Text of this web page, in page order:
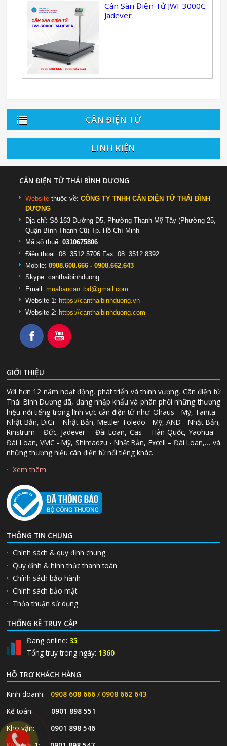
Cân Sàn Điện Tử JWI-3000C
Jadever
CÂN ĐIỆN TỬ
LINH KIỆN
CÂN ĐIỆN TỬ THÁI BÌNH DƯƠNG
Website thuộc về:CÔNG TY TNHH CÂN ĐIỆN TỬ THÁI BÌNH
DƯƠNG
Địa chỉ: Số 163 Đường D5, Phường Thạnh Mỹ Tây (Phường 25,
Quận Bình Thạnh Cũ) Tp. Hồ Chí Minh
Mã số thuế:0310675806
Điện thoại: 08. 3512 5706 Fax: 08. 3512 8392
Mobile: 0908.608.666 - 0908.662.643
Skype:canthaibinhduong
Email:muabancan.tbd@gmail.com
Website 1: https://canthaibinhduong.vn
Website 2: https://canthaibinhduong.com
GIỚI THIỆU
Với hơn 12 năm hoạt động, phát triển và thịnh vượng, Cân điện tử
Thái Bình Dương đã, đang nhập khẩu và phân phối những thương
hiệu nổi tiếng trong lĩnh vực cân điện tử như: Ohaus - Mỹ, Tanita -
Nhật Bản, DiGi – Nhật Bản, Mettler Toledo - Mỹ, AND - Nhật Bản,
Rinstrum - Đức, Jadever – Đài Loan, Cas – Hàn Quốc, Yaohua –
Đài Loan, VMC - Mỹ, Shimadzu - Nhật Bản, Excell – Đài Loan,… và
những thương hiệu cân điện tử nổi tiếng khác.
Xem thêm
THÔNG TIN CHUNG
Chính sách & quy định chung
Quy định & hình thức thanh toán
Chính sách bảo hành
Chính sách bảo mật
Thỏa thuận sử dụng
THỐNG KÊ TRUY CẬP
Đang online: 35
Tổng truy trong ngày: 1360
HỖ TRỢ KHÁCH HÀNG
Kinh doanh:
0908 608 666 / 0908 662 643
Kế toán: 0901 898 551
Kho vận: 0901 898 546